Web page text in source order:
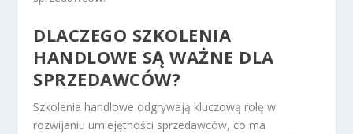
DLACZEGO SZKOLENIA
HANDLOWE SĄ WAŻNE DLA
SPRZEDAWCÓW?
Szkolenia handlowe odgrywają kluczową rolę w
rozwijaniu umiejętności sprzedawców, co ma